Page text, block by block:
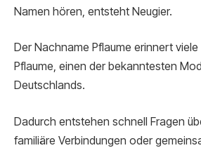
Namen hören, entsteht Neugier.
Der Nachname Pflaume erinnert
Pflaume, einen der bekanntesten
Deutschlands.
Dadurch entstehen schnell Fragen
familiäre Verbindungen oder